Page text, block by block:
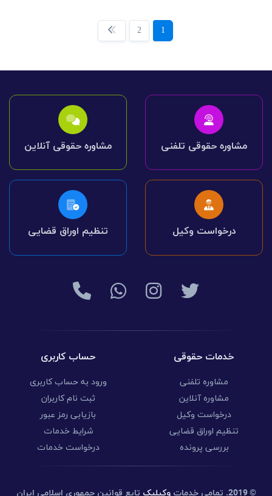
2 1
مشاوره حقوقی تلفنی مشاوره حقوقی آنلاین
درخواست وکیل تنظیم اوراق قضایی
خدمات حقوقی
مشاوره تلفنی
مشاوره آنلاین
درخواست وکیل
تنظیم اوراق قضایی
بررسی پرونده
حساب کاربری
ورود به حساب کاربری
ثبت نام کاربران
بازیابی رمز عبور
شرایط خدمات
درخواست خدمات
© 2019. تمامی خدماتوکیلیک تابع قوانین جمهوری اسلامی ایران